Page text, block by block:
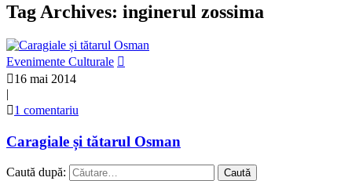
Tag Archives: inginerul zossima
Evenimente Culturale
16 mai 2014
|
1 comentariu
Caragiale și tătarul Osman
Caută după: